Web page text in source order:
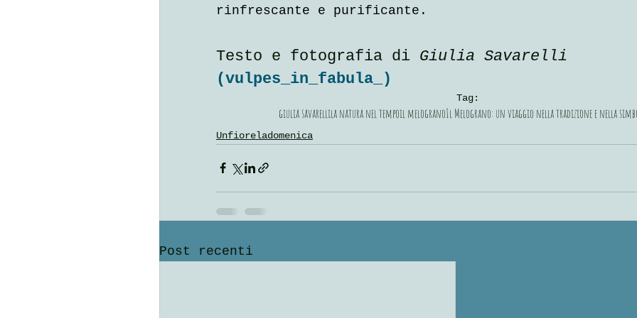
rinfrescante e purificante.
Testo e fotografia di Giulia Savarelli
(vulpes_in_fabula_ )
Tag:
giulia savarellila natura nel tempoil melogranoIl Melograno: un viaggio nella tradizione e nella
Unfioreladomenica
Post recenti